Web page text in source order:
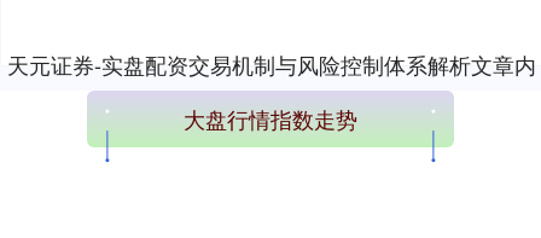
天元证券-实盘配资交易机制与风险控制体系解析文章内
容加载完成
大盘行情指数走势